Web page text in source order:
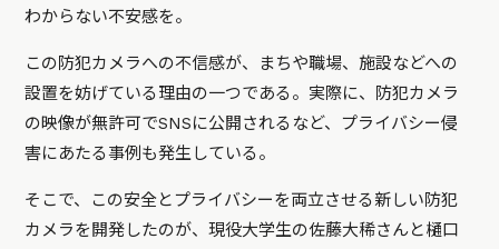
わからない不安感を。
この防犯カメラへの不信感が、まちや職場、施設などへの
設置を妨げている理由の一つである。実際に、防犯カメラ
の映像が無許可でSNSに公開されるなど、プライバシー侵
害にあたる事例も発生している。
そこで、この安全とプライバシーを両立させる新しい防犯
カメラを開発したのが、現役大学生の佐藤大稀さんと樋口